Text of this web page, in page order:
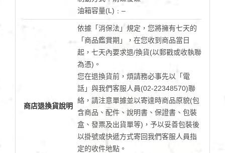
油箱容量(L)﹕–
商店退換貨說明
依據「消保法」規定，您將擁有七天的
「商品鑑賞期」，在您收到商品當日
起，七天內要求退/換貨(以郵戳或收執聯
為憑)。
您在退換貨前，煩請務必事先以「電
話」與我們客服人員(02-22348570)聯
絡，請注意單據並以寄達時商品原貌(包
含商品、配件、說明書、保證書、包裝
盒、發票及出貨單等)，予以妥善包裝後
以掛號或快遞方式寄回我們客服人員指
定的收件地點。